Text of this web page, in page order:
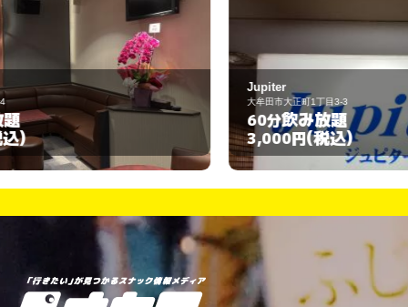
Jupiter
大牟田市大正町1丁目3-3
60分飲み放題
3,000円